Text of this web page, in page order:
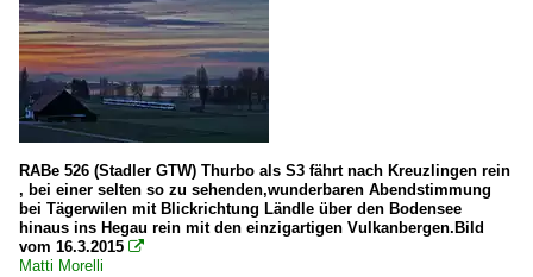
RABe 526 (Stadler GTW) Thurbo als S3 fährt nach Kreuzlingen rein
, bei einer selten so zu sehenden,wunderbaren Abendstimmung
bei Tägerwilen mit Blickrichtung Ländle über den Bodensee
hinaus ins Hegau rein mit den einzigartigen Vulkanbergen.Bild
vom 16.3.2015 
Matti Morelli